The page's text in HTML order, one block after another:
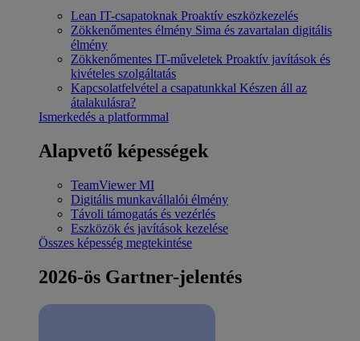
Lean IT-csapatoknak Proaktív eszközkezelés
Zökkenőmentes élmény Sima és zavartalan digitális
élmény
Zökkenőmentes IT-műveletek Proaktív javítások és
kivételes szolgáltatás
Kapcsolatfelvétel a csapatunkkal Készen áll az
átalakulásra?
Ismerkedés a platformmal
Alapvető képességek
TeamViewer MI
Digitális munkavállalói élmény
Távoli támogatás és vezérlés
Eszközök és javítások kezelése
Összes képesség megtekintése
2026-ös Gartner-jelentés